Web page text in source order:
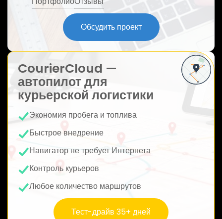
Обсудить проект
CourierCloud —
автопилот для
курьерской логистики
Экономия пробега и топлива
Быстрое внедрение
Навигатор не требует Интернета
Контроль курьеров
Любое количество маршрутов
Тест-драйв 35+ дней